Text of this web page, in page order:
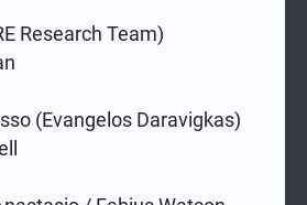
Research Team)
(Evangelos Daravigkas)